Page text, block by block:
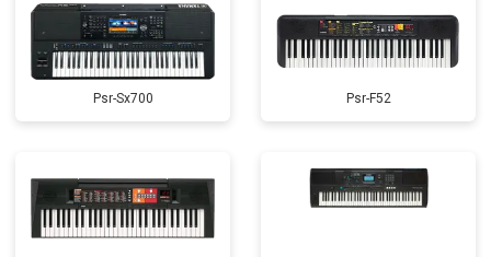
Psr-Sx700 Psr-F52